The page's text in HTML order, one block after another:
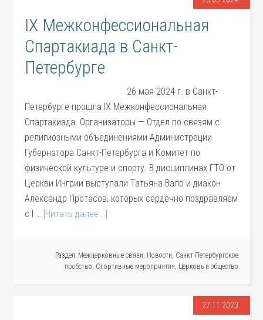
IX Межконфессиональная
Спартакиада в Санкт-
Петербурге
26 мая 2024 г. в Санкт-
Петербурге прошла IX Межконфессиональная
Спартакиада. Организаторы — Отдел по связям с
религиозными объединениями Администрации
Губернатора Санкт-Петербурга и Комитет по
физической культуре и спорту. В дисциплинах ГТО от
Церкви Ингрии выступали Татьяна Вало и диакон
Александр Протасов, которых сердечно поздравляем
с I … [Читать далее...]
Раздел: Межцерковные связи, Новости, Санкт-Петербургское
пробство, Спортивные мероприятия, Церковь и общество
27.11.2023